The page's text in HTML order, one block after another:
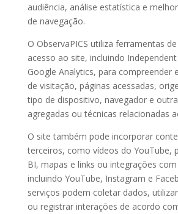
audiência, análise estatística e
de navegação.
O ObservaPICS utiliza ferramentas
acesso ao site, incluindo
Google Analytics, para compreender
de visitação, páginas acessadas,
tipo de dispositivo, navegador e
agregadas ou técnicas relacionadas
O site também pode incorporar
terceiros, como vídeos do YouTube,
BI, mapas e links ou integrações
incluindo YouTube, Instagram e
serviços podem coletar dados,
ou registrar interações de acordo